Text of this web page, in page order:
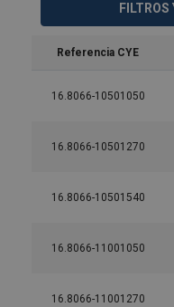
FILTROS
Referencia CYE
16.8066-10501050
16.8066-10501270
16.8066-10501540
16.8066-11001050
16.8066-11001270